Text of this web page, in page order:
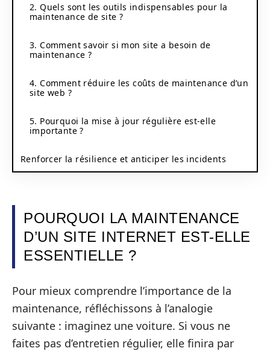
2. Quels sont les outils indispensables pour la
maintenance de site ?
3. Comment savoir si mon site a besoin de
maintenance ?
4. Comment réduire les coûts de maintenance d’un
site web ?
5. Pourquoi la mise à jour régulière est-elle
importante ?
Renforcer la résilience et anticiper les incidents
POURQUOI LA MAINTENANCE
D’UN SITE INTERNET EST-ELLE
ESSENTIELLE ?
Pour mieux comprendre l’importance de la
maintenance, réfléchissons à l’analogie
suivante : imaginez une voiture. Si vous ne
faites pas d’entretien régulier, elle finira par